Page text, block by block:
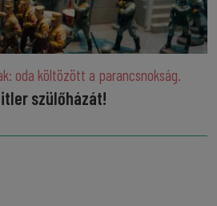
oda költözött a parancsnokság.
szülőházát!